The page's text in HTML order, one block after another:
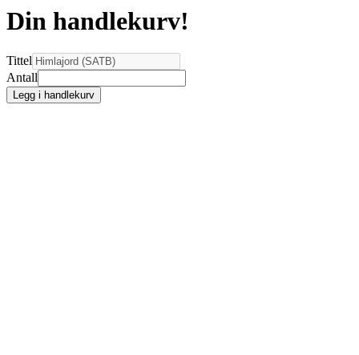
Din handlekurv!
Tittel
Antall